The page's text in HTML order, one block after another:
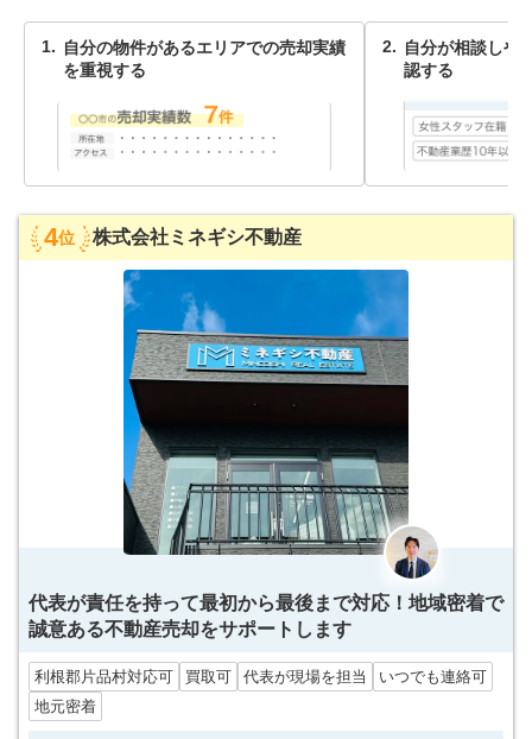
自分の物件があるエリアでの売却実績
を重視する
自分が相談しや
認する
4位 株式会社ミネギシ不動産
代表が責任を持って最初から最後まで対応！地域密着で
誠意ある不動産売却をサポートします
利根郡片品村対応可 買取可 代表が現場を担当
いつでも連絡可
地元密着